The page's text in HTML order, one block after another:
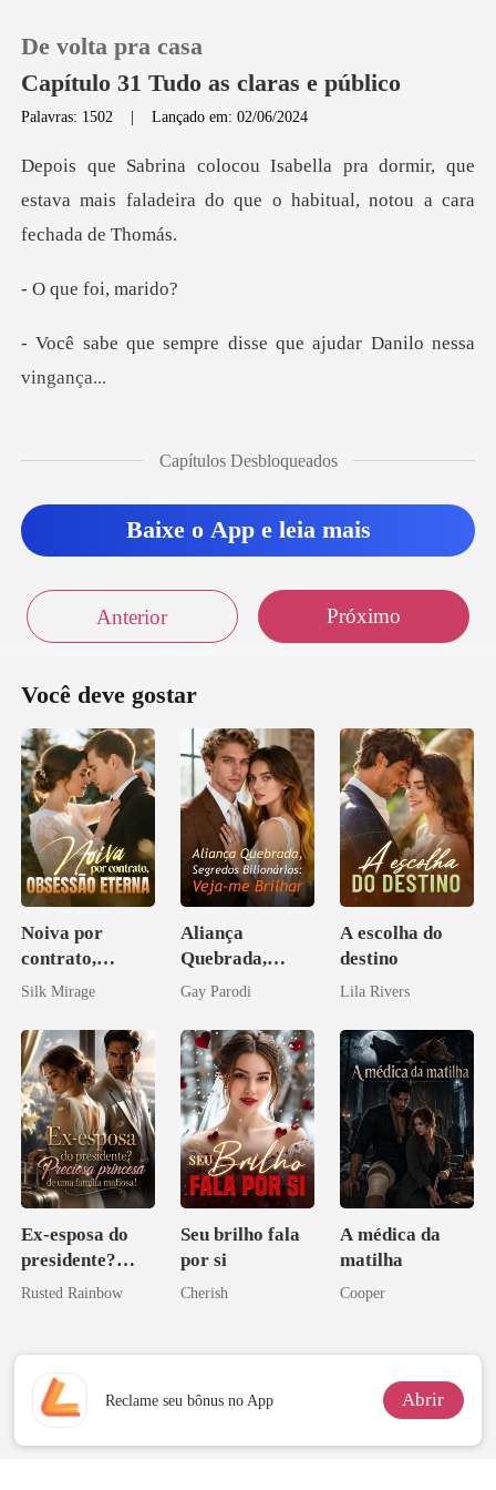
0
Loja
Histórico
De volta pra casa
Capítulo 31 Tudo as claras e público
Palavras: 1502 |Lançado em: 02/06/2024
ormir, que
estava mais faladeira do que o
foi, m
e disse que ajudar Da
discute algum tempo, os argumentos s
Capítulos Desbloqueados
Baixe o App e leia mais
Anterior Próximo
Você deve gostar
Noiva por
contrato,
obsessão eterna
Silk Mirage
Aliança
Quebrada,
Segredos
Veja-me Brilhar
Gay Parodi
A escolha do
destino
Lila Rivers
Ex-esposa do
presidente?
Preciosa
mafiosa!
Rusted Rainbow
Seu brilho fala
por si
Cherish
A médica da
matilha
Cooper
Reclame seu bônus no App Abrir